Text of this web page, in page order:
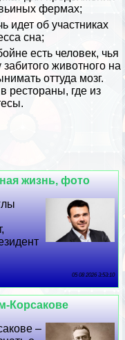
фермах;
идет об участниках
сна;
есть человек, чья
животного на
оттуда мозг.
рестораны, где из
жизнь, фото
05 08 2026 3:53:10
Корсакове
–